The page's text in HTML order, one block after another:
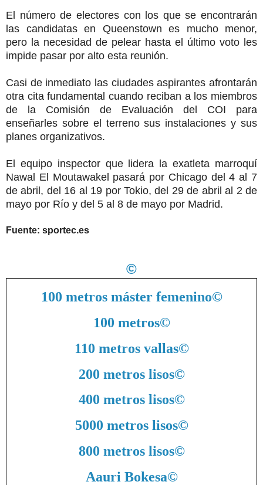
El número de electores con los que se encontrarán
las candidatas en Queenstown es mucho menor,
pero la necesidad de pelear hasta el último voto les
impide pasar por alto esta reunión.
Casi de inmediato las ciudades aspirantes afrontarán
otra cita fundamental cuando reciban a los miembros
de la Comisión de Evaluación del COI para
enseñarles sobre el terreno sus instalaciones y sus
planes organizativos.
El equipo inspector que lidera la exatleta marroquí
Nawal El Moutawakel pasará por Chicago del 4 al 7
de abril, del 16 al 19 por Tokio, del 29 de abril al 2 de
mayo por Río y del 5 al 8 de mayo por Madrid.
Fuente: sportec.es
©
100 metros máster femenino©
100 metros©
110 metros vallas©
200 metros lisos©
400 metros lisos©
5000 metros lisos©
800 metros lisos©
Aauri Bokesa©